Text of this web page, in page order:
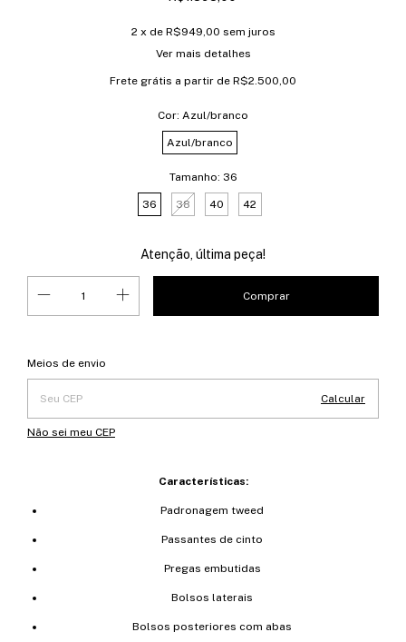
2 x de R$949,00 sem juros
Ver mais detalhes
Frete grátis a partir de R$2.500,00
Cor: Azul/branco
Azul/branco
Tamanho: 36
36 38 40 42
Atenção, última peça!
Entregas para o CEP:
Meios de envio
Calcular
Não sei meu CEP
Características:
Padronagem tweed
Passantes de cinto
Pregas embutidas
Bolsos laterais
Bolsos posteriores com abas